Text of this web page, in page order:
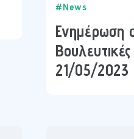
#News
Ενημέρωση
21/05/2023